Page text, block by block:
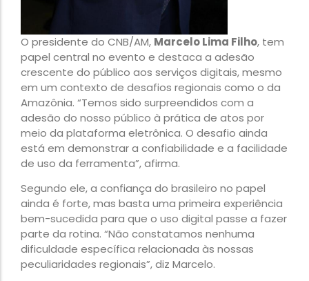
O presidente do CNB/AM, Marcelo Lima Filho, tem
papel central no evento e destaca a adesão
crescente do público aos serviços digitais, mesmo
em um contexto de desafios regionais como o da
Amazônia. “Temos sido surpreendidos com a
adesão do nosso público à prática de atos por
meio da plataforma eletrônica. O desafio ainda
está em demonstrar a confiabilidade e a facilidade
de uso da ferramenta”, afirma.
Segundo ele, a confiança do brasileiro no papel
ainda é forte, mas basta uma primeira experiência
bem-sucedida para que o uso digital passe a fazer
parte da rotina. “Não constatamos nenhuma
dificuldade específica relacionada às nossas
peculiaridades regionais”, diz Marcelo.